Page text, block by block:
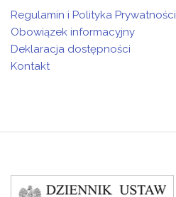
Regulamin i Polityka Prywatności
Obowiązek informacyjny
Deklaracja dostępności
Kontakt